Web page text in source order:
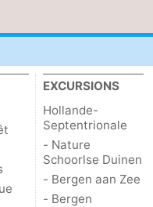
EXCURSIONS
Hollande-
Septentrionale
- Nature
Schoorlse Duinen
- Bergen aan Zee
- Bergen